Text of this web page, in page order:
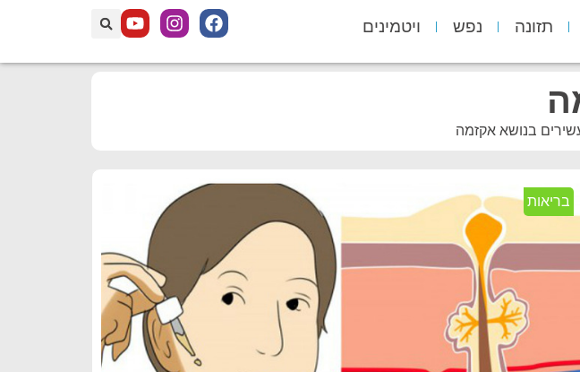
תזונה נפש ויטמינים
בנושא אקזמה
בריאות